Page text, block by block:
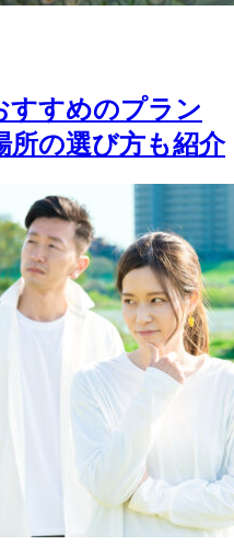
すすめのプラン
所の選び方も紹介